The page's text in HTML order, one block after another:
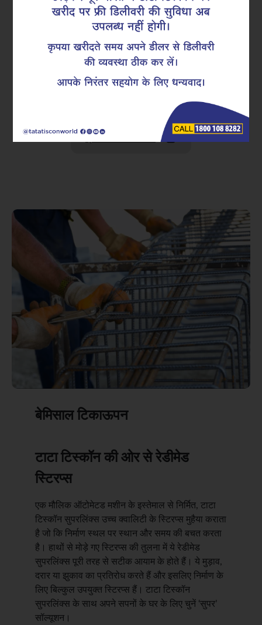
नज़दीकी डीलर खोजें
विस्तृत तकनीकी जानकारी के लिए हमारा ब्रोशर डाउनलोड करें
ब्रोशर डाउनलोड करें
बेमिसाल टिकाऊपन
टाटा टिस्कॉन की ओर से रेडीमेड
स्टिरप्स
एक मौलिक ऑटोमेटड मशीन के इस्तेमाल से निर्मित, टाटा
टिस्कॉन सुपरलिंक्स उच्च क्वालिटी के स्टिरप्स मुहैया कराता
है जो कि निर्माण स्थल पर स्थान और समय की बचत करता
है। हाथों से मोड़े गए स्टिरप्स की तुलना में ये रेडीमेड
सुपरलिंक्स पूरी तरह से सटीक आयाम के होते हैं। ये मुड़ाव,
दरार या झुकाव का प्रतिरोध करते हैं और इसलिए निर्माण के
लिए बिल्कुल उपयुक्त स्टिरप्स हैं। टाटा टिस्कॉन
सुपरलिंक्स के साथ अपने सपनों के घर के लिए चुनें ‘सुपर’
सॉल्यूशन।